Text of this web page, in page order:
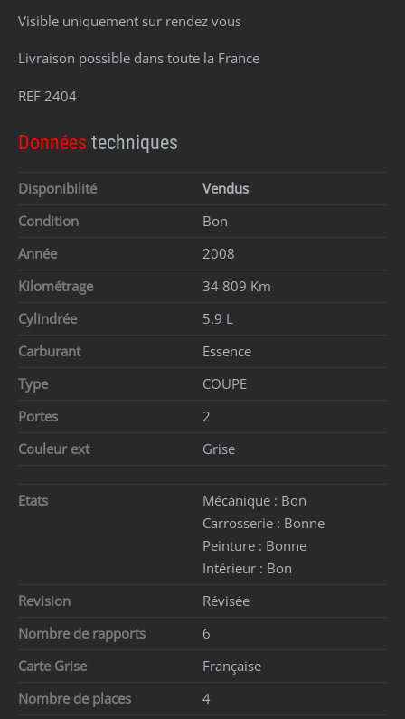
Visible uniquement sur rendez vous
Livraison possible dans toute la France
REF 2404
Données techniques
Disponibilité
Vendus
Condition
Bon
Année
2008
Kilométrage
34 809 Km
Cylindrée
5.9 L
Carburant
Essence
Type
COUPE
Portes
2
Couleur ext
Grise
Etats Mécanique : Bon
Carrosserie : Bonne
Peinture : Bonne
Intérieur : Bon
Revision
Révisée
Nombre de rapports
6
Carte Grise
Française
Nombre de places
4